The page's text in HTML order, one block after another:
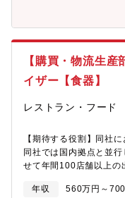
れる環境です。商品開
直接的な接点: 同社の店
品の開発に活かすこと
同社は国内外で知名度
活用しながら、自身の
務経験が必要です。こ
で、幅広い経験が求め
加工技術、保存方法な
プロセスの理解: 食品の
【購買・物流生
イザー【食器】
レストラン・フード
【期待する役割】同社
同社では国内拠点と並
せて年間100店舗以上の
ェ・とんかつ・中華な
年収 560万円～